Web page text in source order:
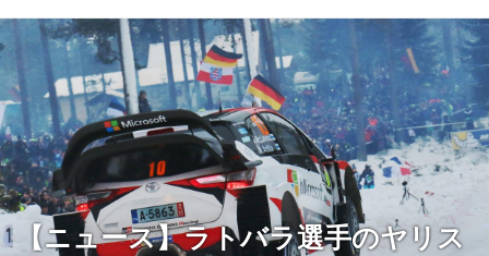
【ニュース】ラトバラ選手のヤリス